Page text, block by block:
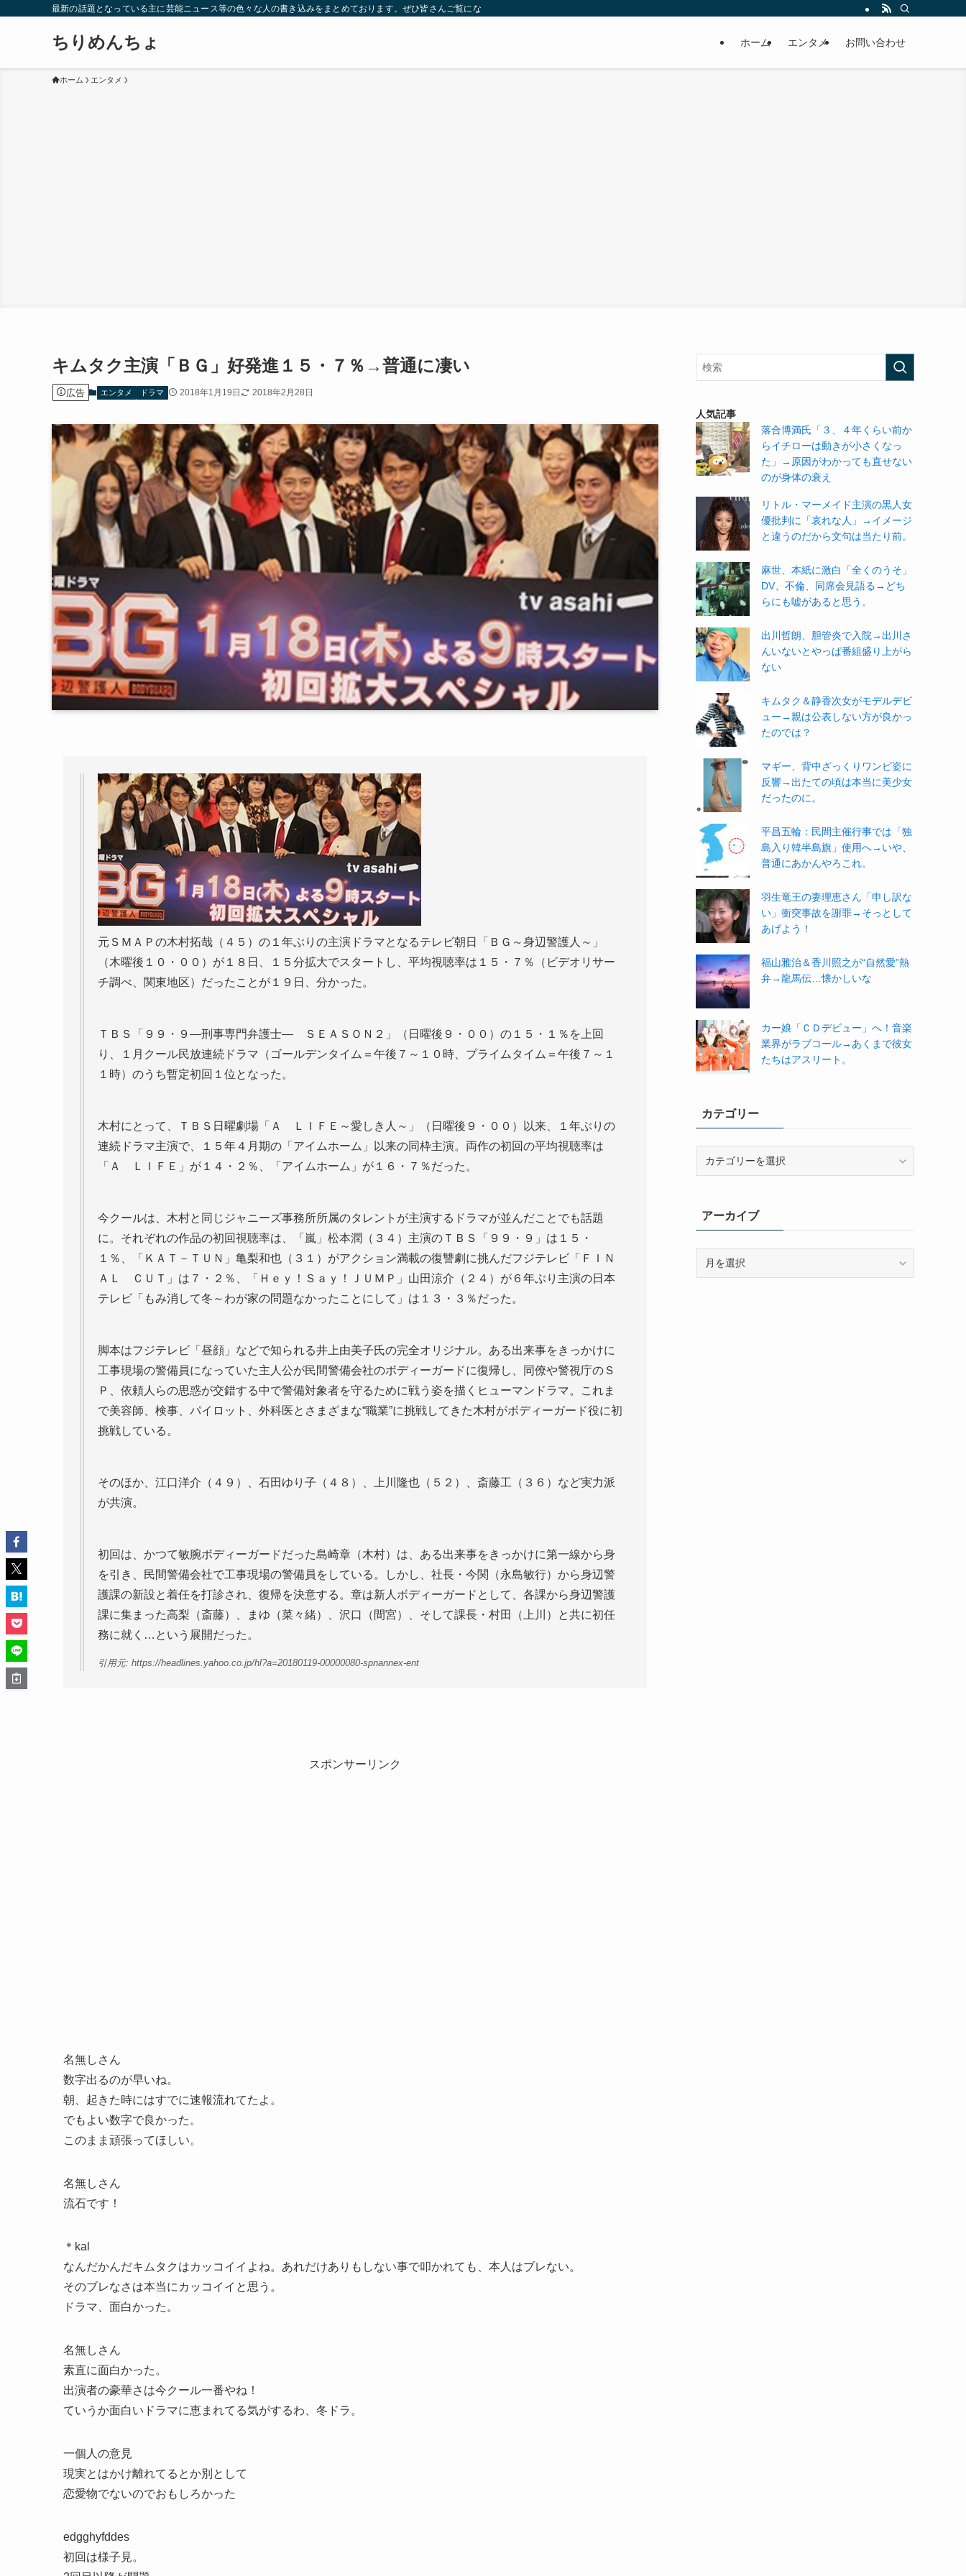
最新の話題となっている主に芸能ニュース等の色々な人の書き込みをまとめております。ぜひ皆さんご覧になっていってください。
ちりめんちょ ホーム エンタメ お問い合わせ
ホーム エンタメ
キムタク主演「ＢＧ」好発進１５・７％→普通に凄い
広告 エンタメ ドラマ 2018年1月19日 2018年2月28日
元ＳＭＡＰの木村拓哉（４５）の１年ぶりの主演ドラマとなるテレビ朝日「ＢＧ～身辺警護人～」
（木曜後１０・００）が１８日、１５分拡大でスタートし、平均視聴率は１５・７％（ビデオリサー
チ調べ、関東地区）だったことが１９日、分かった。
ＴＢＳ「９９・９―刑事専門弁護士― ＳＥＡＳＯＮ２」（日曜後９・００）の１５・１％を上回
り、１月クール民放連続ドラマ（ゴールデンタイム＝午後７～１０時、プライムタイム＝午後７～１
１時）のうち暫定初回１位となった。
木村にとって、ＴＢＳ日曜劇場「Ａ ＬＩＦＥ～愛しき人～」（日曜後９・００）以来、１年ぶりの
連続ドラマ主演で、１５年４月期の「アイムホーム」以来の同枠主演。両作の初回の平均視聴率は
「Ａ ＬＩＦＥ」が１４・２％、「アイムホーム」が１６・７％だった。
今クールは、木村と同じジャニーズ事務所所属のタレントが主演するドラマが並んだことでも話題
に。それぞれの作品の初回視聴率は、「嵐」松本潤（３４）主演のＴＢＳ「９９・９」は１５・
１％、「ＫＡＴ－ＴＵＮ」亀梨和也（３１）がアクション満載の復讐劇に挑んだフジテレビ「ＦＩＮ
ＡＬ ＣＵＴ」は７・２％、「Ｈｅｙ！Ｓａｙ！ＪＵＭＰ」山田涼介（２４）が６年ぶり主演の日本
テレビ「もみ消して冬～わが家の問題なかったことにして」は１３・３％だった。
脚本はフジテレビ「昼顔」などで知られる井上由美子氏の完全オリジナル。ある出来事をきっかけに
工事現場の警備員になっていた主人公が民間警備会社のボディーガードに復帰し、同僚や警視庁のＳ
Ｐ、依頼人らの思惑が交錯する中で警備対象者を守るために戦う姿を描くヒューマンドラマ。これま
で美容師、検事、パイロット、外科医とさまざまな“職業”に挑戦してきた木村がボディーガード役に初
挑戦している。
そのほか、江口洋介（４９）、石田ゆり子（４８）、上川隆也（５２）、斎藤工（３６）など実力派
が共演。
初回は、かつて敏腕ボディーガードだった島崎章（木村）は、ある出来事をきっかけに第一線から身
を引き、民間警備会社で工事現場の警備員をしている。しかし、社長・今関（永島敏行）から身辺警
護課の新設と着任を打診され、復帰を決意する。章は新人ボディーガードとして、各課から身辺警護
課に集まった高梨（斎藤）、まゆ（菜々緒）、沢口（間宮）、そして課長・村田（上川）と共に初任
務に就く…という展開だった。
引用元: https://headlines.yahoo.co.jp/hl?a=20180119-00000080-spnannex-ent
スポンサーリンク
名無しさん
数字出るのが早いね。
朝、起きた時にはすでに速報流れてたよ。
でもよい数字で良かった。
このまま頑張ってほしい。
名無しさん
流石です！
＊kal
なんだかんだキムタクはカッコイイよね。あれだけありもしない事で叩かれても、本人はブレない。
そのブレなさは本当にカッコイイと思う。
ドラマ、面白かった。
名無しさん
素直に面白かった。
出演者の豪華さは今クール一番やね！
ていうか面白いドラマに恵まれてる気がするわ、冬ドラ。
一個人の意見
現実とはかけ離れてるとか別として
恋愛物でないのでおもしろかった
edgghyfddes
初回は様子見。
人気記事
落合博満氏「３、４年くらい前か
らイチローは動きが小さくなっ
た」→原因がわかっても直せない
のが身体の衰え
リトル・マーメイド主演の黒人女
優批判に「哀れな人」→イメージ
と違うのだから文句は当たり前。
麻世、本紙に激白「全くのうそ」
DV、不倫、同席会見語る→どち
らにも嘘があると思う。
出川哲朗、胆管炎で入院→出川さ
んいないとやっぱ番組盛り上がら
ない
キムタク＆静香次女がモデルデビ
ュー→親は公表しない方が良かっ
たのでは？
マギー、背中ざっくりワンピ姿に
反響→出たての頃は本当に美少女
だったのに。
平昌五輪：民間主催行事では「独
島入り韓半島旗」使用へ→いや、
普通にあかんやろこれ。
羽生竜王の妻理恵さん「申し訳な
い」衝突事故を謝罪→そっとして
あげよう！
福山雅治＆香川照之が“自然愛”熱
弁→龍馬伝…懐かしいな
カー娘「ＣＤデビュー」へ！音楽
業界がラブコール→あくまで彼女
たちはアスリート。
カテゴリー
ーアーカイブ